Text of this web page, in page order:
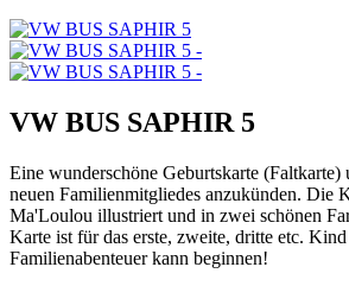
VW BUS SAPHIR 5
Eine wunderschöne Geburtskarte
neuen Familienmitgliedes anzukünden. Die
Ma'Loulou illustriert und in zwei schönen
Karte ist für das erste, zweite, dritte etc.
Familienabenteuer kann beginnen!